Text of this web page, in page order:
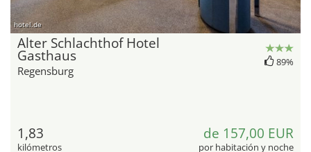
hotel.de
Alter Schlachthof Hotel
Gasthaus
Regensburg
89%
1,83
kilómetros
de 157,00 EUR
por habitación y noche